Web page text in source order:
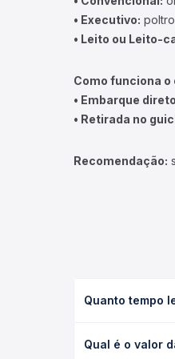
• Executivo:
• Leito ou Leito-
Como funciona o
• Embarque
• Retirada no
Recomendação:
Quanto tempo
leito) e as
Qual é o valor